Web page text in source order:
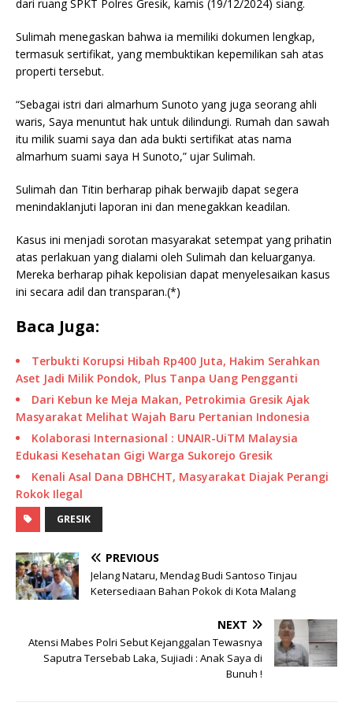
dari ruang SPKT Polres Gresik, kamis (19/12/2024) siang.
Sulimah menegaskan bahwa ia memiliki dokumen lengkap,
termasuk sertifikat, yang membuktikan kepemilikan sah atas
properti tersebut.
“Sebagai istri dari almarhum Sunoto yang juga seorang ahli
waris, Saya menuntut hak untuk dilindungi. Rumah dan sawah
itu milik suami saya dan ada bukti sertifikat atas nama
almarhum suami saya H Sunoto,” ujar Sulimah.
Sulimah dan Titin berharap pihak berwajib dapat segera
menindaklanjuti laporan ini dan menegakkan keadilan.
Kasus ini menjadi sorotan masyarakat setempat yang prihatin
atas perlakuan yang dialami oleh Sulimah dan keluarganya.
Mereka berharap pihak kepolisian dapat menyelesaikan kasus
ini secara adil dan transparan.(*)
Baca Juga:
Terbukti Korupsi Hibah Rp400 Juta, Hakim Serahkan
Aset Jadi Milik Pondok, Plus Tanpa Uang Pengganti
Dari Kebun ke Meja Makan, Petrokimia Gresik Ajak
Masyarakat Melihat Wajah Baru Pertanian Indonesia
Kolaborasi Internasional : UNAIR-UiTM Malaysia
Edukasi Kesehatan Gigi Warga Sukorejo Gresik
Kenali Asal Dana DBHCHT, Masyarakat Diajak Perangi
Rokok Ilegal
GRESIK
PREVIOUS
Jelang Nataru, Mendag Budi Santoso Tinjau
Ketersediaan Bahan Pokok di Kota Malang
NEXT
Atensi Mabes Polri Sebut Kejanggalan Tewasnya
Saputra Tersebab Laka, Sujiadi : Anak Saya di
Bunuh !